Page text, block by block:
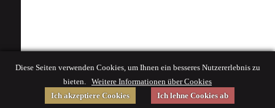
Diese Seiten verwenden Cookies, um Ihnen ein besseres Nutzererlebnis zu
bieten. Weitere Informationen über Cookies
Ich akzeptiere Cookies
Ich lehne Cookies ab